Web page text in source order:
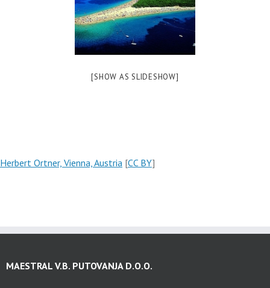
[SHOW AS SLIDESHOW]
Herbert Ortner, Vienna, Austria [CC BY]
MAESTRAL V.B. PUTOVANJA D.O.O.